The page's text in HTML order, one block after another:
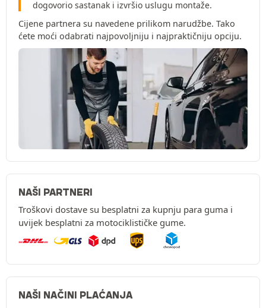
dogovorio sastanak i izvršio uslugu montaže.
Cijene partnera su navedene prilikom narudžbe. Tako
ćete moći odabrati najpovoljniju i najpraktičniju opciju.
NAŠI PARTNERI
Troškovi dostave su besplatni za kupnju para guma i
uvijek besplatni za motociklističke gume.
NAŠI NAČINI PLAĆANJA